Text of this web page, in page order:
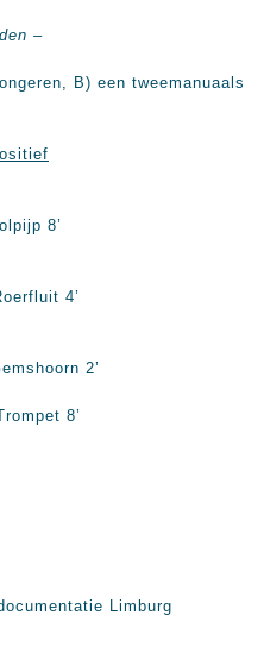
–
B) een tweemanuaals
8’
4’
2’
8’
Limburg